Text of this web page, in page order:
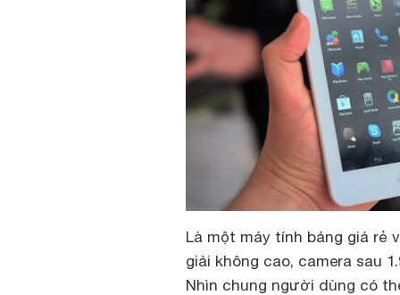
Là một máy tính bảng giá rẻ
giải không cao, camera sau
Nhìn chung người dùng có